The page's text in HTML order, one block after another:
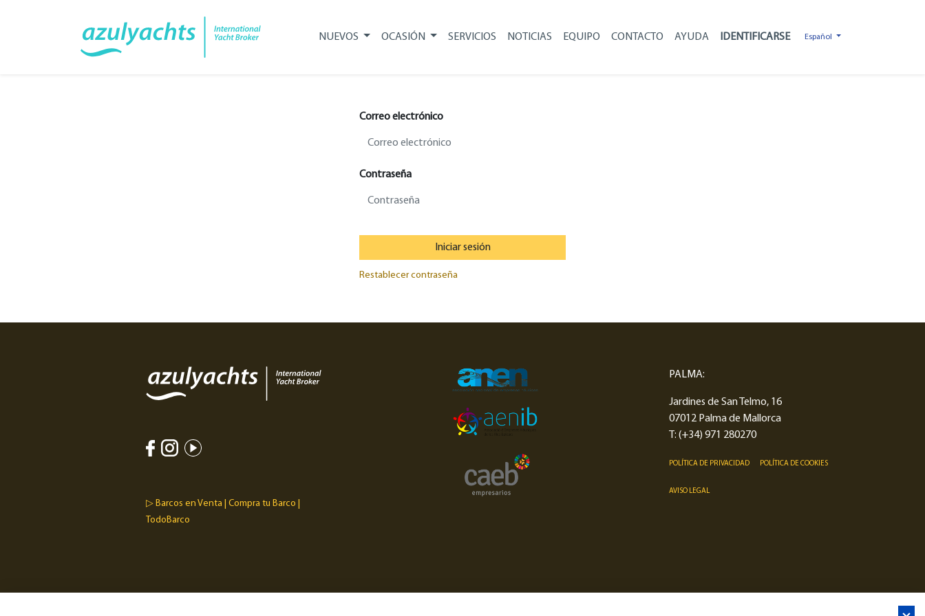
NUEVOS OCASIÓN SERVICIOS NOTICIAS EQUIPO CONTACTO AYUDA Español
Correo electrónico
Contraseña
Iniciar sesión
Restablecer contraseña
▷ Barcos en Venta | Compra tu Barco |
TodoBarco
PALMA:
Jardines de San Telmo, 16
07012 Palma de Mallorca
T: (+34) 971 280270
POLÍTICA DE PRIVACIDAD POLÍTICA DE COOKIES
AVISO LEGAL